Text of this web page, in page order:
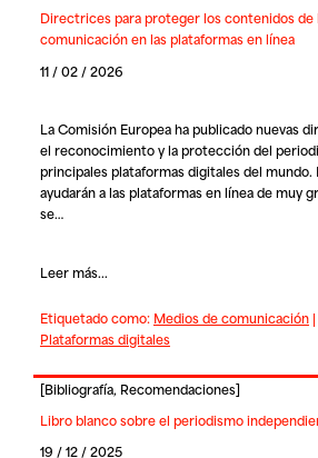
Directrices para proteger los contenidos de
comunicación en las plataformas en línea
11 / 02 / 2026
La Comisión Europea ha publicado nuevas
el reconocimiento y la protección del
principales plataformas digitales del
ayudarán a las plataformas en línea de muy
se…
Leer más...
Etiquetado como: Medios de comunicación|
Plataformas digitales
[Bibliografía, Recomendaciones]
Libro blanco sobre el periodismo
19 / 12 / 2025